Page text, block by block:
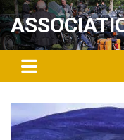
Aller
au
contenu